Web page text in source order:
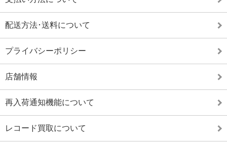
配送方法･送料について
プライバシーポリシー
店舗情報
再入荷通知機能について
レコード買取について